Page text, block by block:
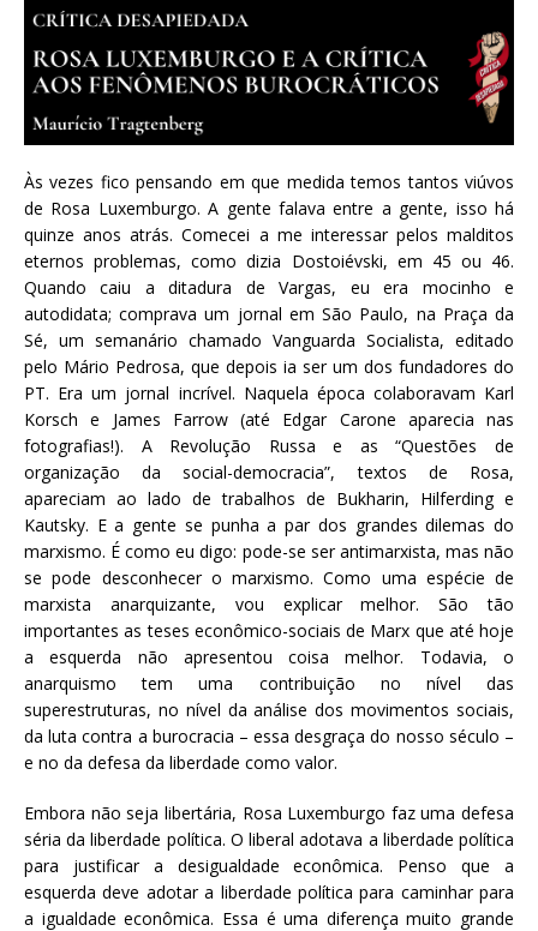
Às vezes fico pensando em que medida temos tantos viúvos
de Rosa Luxemburgo. A gente falava entre a gente, isso há
quinze anos atrás. Comecei a me interessar pelos malditos
eternos problemas, como dizia Dostoiévski, em 45 ou 46.
Quando caiu a ditadura de Vargas, eu era mocinho e
autodidata; comprava um jornal em São Paulo, na Praça da
Sé, um semanário chamado Vanguarda Socialista, editado
pelo Mário Pedrosa, que depois ia ser um dos fundadores do
PT. Era um jornal incrível. Naquela época colaboravam Karl
Korsch e James Farrow (até Edgar Carone aparecia nas
fotografias!). A Revolução Russa e as “Questões de
organização da social-democracia”, textos de Rosa,
apareciam ao lado de trabalhos de Bukharin, Hilferding e
Kautsky. E a gente se punha a par dos grandes dilemas do
marxismo. É como eu digo: pode-se ser antimarxista, mas não
se pode desconhecer o marxismo. Como uma espécie de
marxista anarquizante, vou explicar melhor. São tão
importantes as teses econômico-sociais de Marx que até hoje
a esquerda não apresentou coisa melhor. Todavia, o
anarquismo tem uma contribuição no nível das
superestruturas, no nível da análise dos movimentos sociais,
da luta contra a burocracia – essa desgraça do nosso século –
e no da defesa da liberdade como valor.
Embora não seja libertária, Rosa Luxemburgo faz uma defesa
séria da liberdade política. O liberal adotava a liberdade política
para justificar a desigualdade econômica. Penso que a
esquerda deve adotar a liberdade política para caminhar para
a igualdade econômica. Essa é uma diferença muito grande